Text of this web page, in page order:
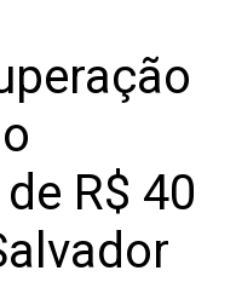
R$ 40